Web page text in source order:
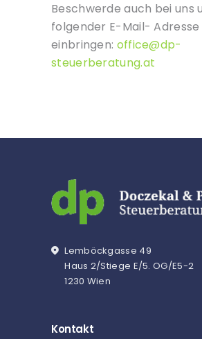
Beschwerde auch bei uns
folgender E-Mail- Adresse
einbringen: office@dp-
steuerberatung.at
Lemböckgasse 49
Haus 2/Stiege E/5. OG/E5-2
1230 Wien
Kontakt